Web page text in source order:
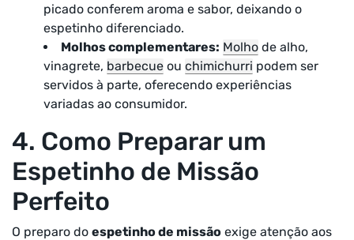
picado conferem aroma e sabor, deixando o
espetinho diferenciado.
Molhos complementares: Molho de alho,
vinagrete, barbecue ou chimichurri podem ser
servidos à parte, oferecendo experiências
variadas ao consumidor.
4. Como Preparar um
Espetinho de Missão
Perfeito
O preparo do espetinho de missão exige atenção aos